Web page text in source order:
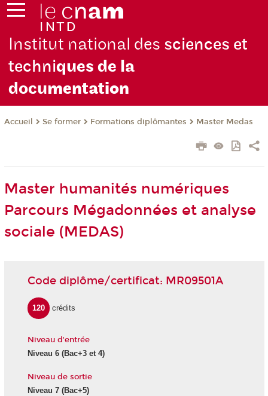
Institut national des sciences et
techniques de la
documentation
Accueil Se former Formations diplômantes Master Medas
Master humanités numériques
Parcours Mégadonnées et analyse
sociale (MEDAS)
Code diplôme/certificat: MR09501A
120 crédits
Niveau d'entrée
Niveau 6(Bac+3 et 4)
Niveau de sortie
Niveau 7(Bac+5)